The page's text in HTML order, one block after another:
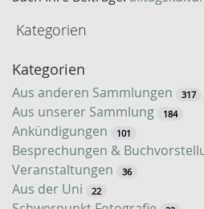
S
u
c
h
e
Kategorien
Kategorien
Aus anderen Sammlungen 317
Aus unserer Sammlung 184
Ankündigungen 101
Besprechungen &
Veranstaltungen 36
Aus der Uni 22